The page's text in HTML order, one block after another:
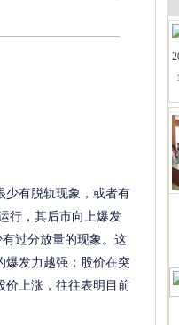
有脱轨现象，或者有
行，其后市向上爆发
过分放量的现象。这
爆发力越强；股价在突
价上涨，往往表明目前